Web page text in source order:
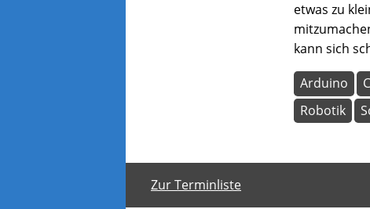
etwas zu
kann sich
Arduino
Robotik
Zur Terminliste